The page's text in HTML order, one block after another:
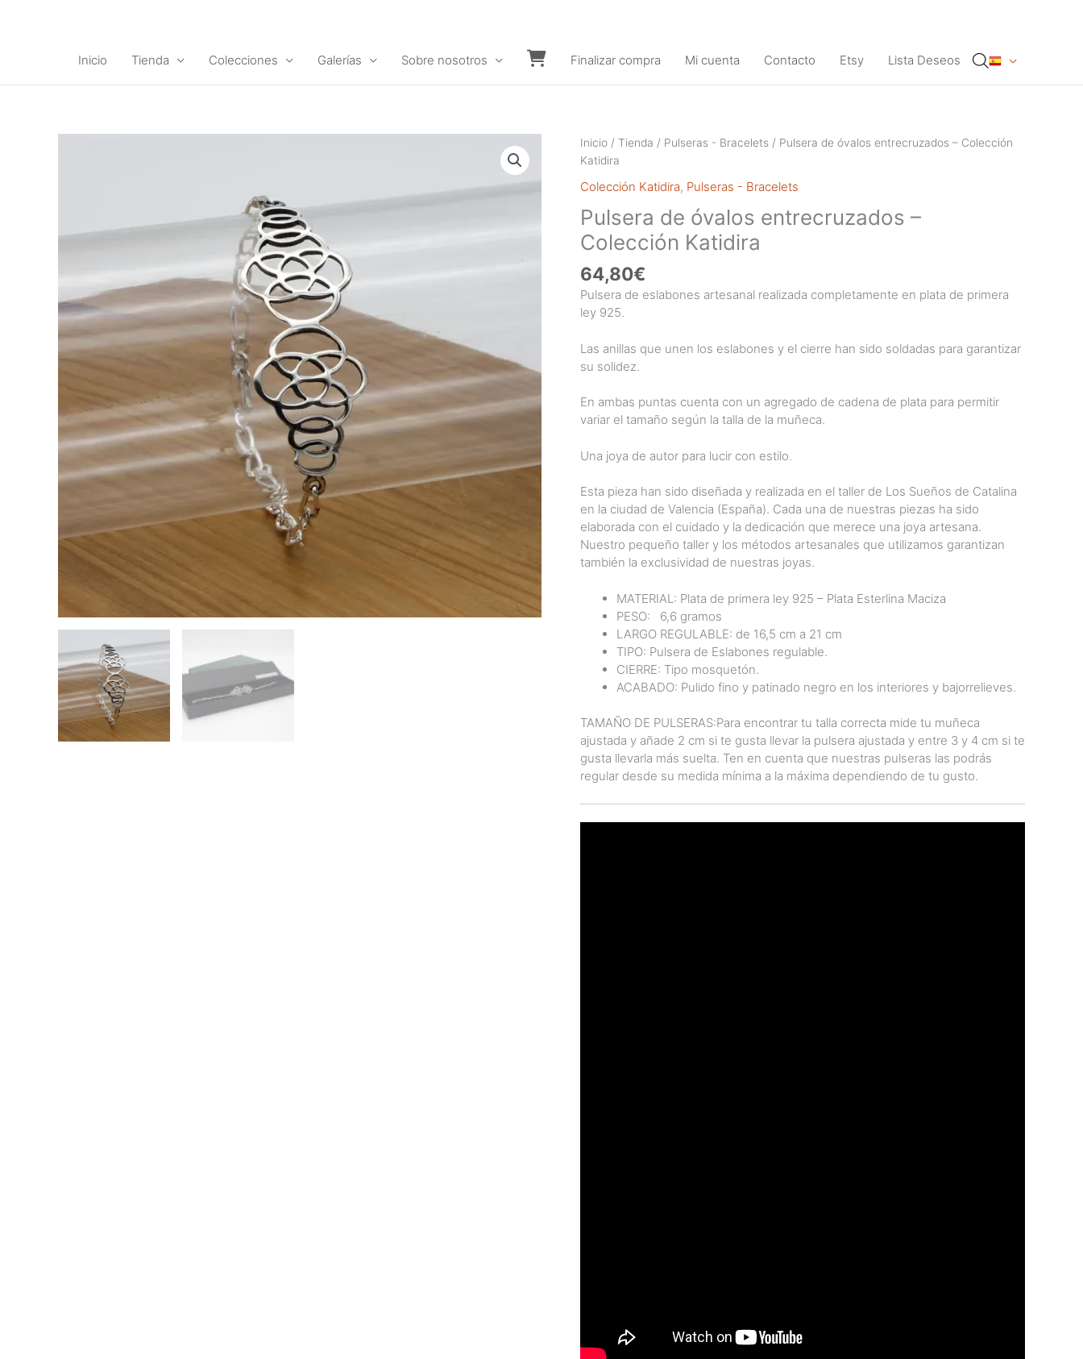
Inicio
Tienda Colecciones Galerías
Sobre nosotros
Carrito
Finalizar compra Mi cuenta Contacto Etsy Lista Deseos
Inicio / Tienda / Pulseras - Bracelets / Pulsera de óvalos entrecruzados – Colección
Katidira
Colección Katidira, Pulseras - Bracelets
Pulsera de óvalos entrecruzados –
Colección Katidira
64,80€
Pulsera de eslabones artesanal realizada completamente en plata de primera
ley 925.
Las anillas que unen los eslabones y el cierre han sido soldadas para garantizar
su solidez.
En ambas puntas cuenta con un agregado de cadena de plata para permitir
variar el tamaño según la talla de la muñeca.
Una joya de autor para lucir con estilo.
Esta pieza han sido diseñada y realizada en el taller de Los Sueños de Catalina
en la ciudad de Valencia (España). Cada una de nuestras piezas ha sido
elaborada con el cuidado y la dedicación que merece una joya artesana.
Nuestro pequeño taller y los métodos artesanales que utilizamos garantizan
también la exclusividad de nuestras joyas.
MATERIAL: Plata de primera ley 925 – Plata Esterlina Maciza
PESO:
6,6 gramos
LARGO REGULABLE: de 16,5 cm a 21 cm
TIPO: Pulsera de Eslabones regulable.
CIERRE: Tipo mosquetón.
ACABADO: Pulido fino y patinado negro en los interiores y bajorrelieves.
TAMAÑO DE PULSERAS:Para encontrar tu talla correcta mide tu muñeca
ajustada y añade 2 cm si te gusta llevar la pulsera ajustada y entre 3 y 4 cm si te
gusta llevarla más suelta. Ten en cuenta que nuestras pulseras las podrás
regular desde su medida mínima a la máxima dependiendo de tu gusto.